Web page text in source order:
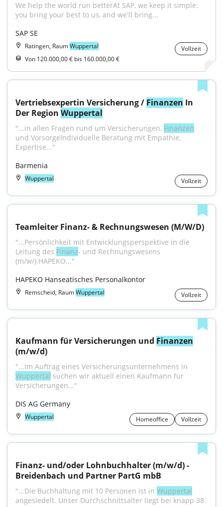
We help the world run betterAt SAP, we keep it simple:
you bring your best to us, and we'll bring...
SAP SE
Ratingen, RaumWuppertal
Vollzeit
Von 120.000,00 € bis 160.000,00 €
Vertriebsexpertin Versicherung / Finanzen In
Der Region Wuppertal
"...in allen Fragen rund um Versicherungen, Finanzen
und VorsorgeIndividuelle Beratung mit Empathie,
Expertise..."
Barmenia
Wuppertal Vollzeit
Teamleiter Finanz- & Rechnungswesen (M/W/D)
"...Persönlichkeit mit Entwicklungsperspektive in die
Leitung des Finanz- und Rechnungswesens
(m/w/).HAPEKO..."
HAPEKO Hanseatisches Personalkontor
Remscheid, RaumWuppertal Vollzeit
Kaufmann für Versicherungen und Finanzen
(m/w/d)
Wuppertal suchen wir aktuell einen Kaufmann für
Versicherungen..."
DIS AG Germany
Wuppertal Homeoffice Vollzeit
Finanz- und/oder Lohnbuchhalter (m/w/d) -
Breidenbach und Partner PartG mbB
"...Die Buchhaltung mit 10 Personen ist in Wuppertal
angesiedelt. Unser Durchschnittsalter liegt bei knapp 38